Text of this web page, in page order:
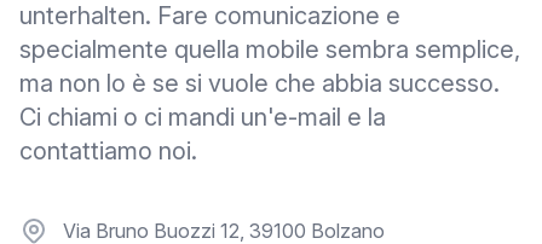
unterhalten. Fare comunicazione e
specialmente quella mobile sembra semplice,
ma non lo è se si vuole che abbia successo.
Ci chiami o ci mandi un'e-mail e la
contattiamo noi.
Via Bruno Buozzi 12, 39100 Bolzano